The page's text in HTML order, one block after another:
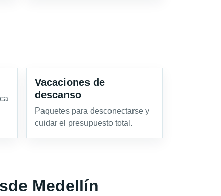
Vacaciones de
descanso
Paquetes para desconectarse y
cuidar el presupuesto total.
Medellín